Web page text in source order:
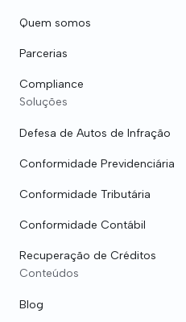
Quem somos
Parcerias
Compliance
Soluções
Defesa de Autos de Infração
Conformidade Previdenciária
Conformidade Tributária
Conformidade Contábil
Recuperação de Créditos
Conteúdos
Blog